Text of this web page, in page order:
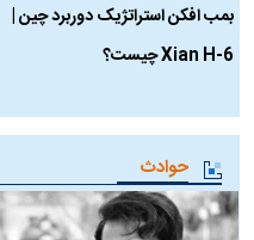
بمب افکن استراتژیک دوربرد چین |
Xian H-6 چیست؟
حوادث